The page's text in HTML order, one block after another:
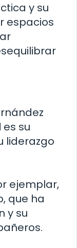
y su
espacios
su
liderazgo
ejemplar,
que ha
y su